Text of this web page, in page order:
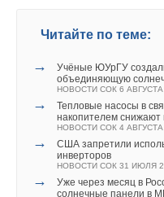
Читайте по теме:
→
Учёные ЮУрГУ
объединяющую
НОВОСТИ СОК 6 АВГУСТА
→
Тепловые насосы в
накопителем снижают
НОВОСТИ СОК 4 АВГУСТА
→
США запретили
инверторов
НОВОСТИ СОК 31 ИЮЛЯ
→
Уже через месяц в
солнечные панели в
покажет будем ли мы
неизменными.
Проект новой Водной
на период до 2035 года
Добавить
Ваше имя *
Ваш E-mail *
Добавить комментарий
Ваше имя *
Ваш E-mail *
Текст комментария